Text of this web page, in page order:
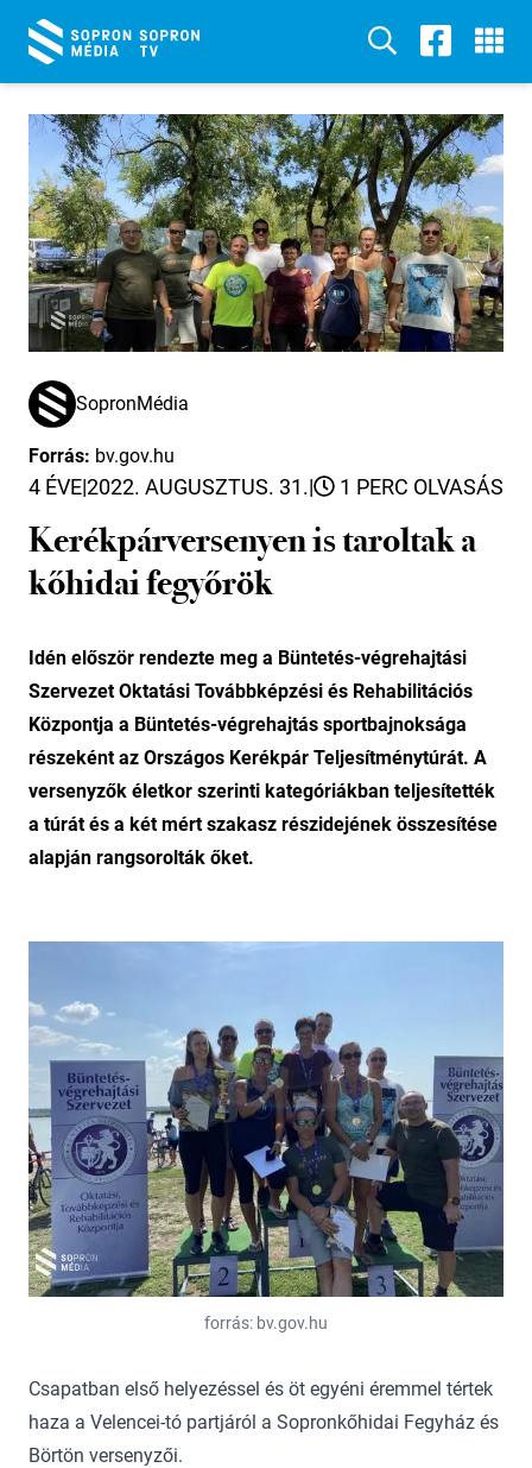
SopronMédia
Forrás: bv.gov.hu
4 ÉVE|2022. AUGUSZTUS. 31.| 1 PERC OLVASÁS
Kerékpárversenyen is taroltak a
kőhidai fegyőrök
Idén először rendezte meg a Büntetés-végrehajtási
Szervezet Oktatási Továbbképzési és Rehabilitációs
Központja a Büntetés-végrehajtás sportbajnoksága
részeként az Országos Kerékpár Teljesítménytúrát. A
versenyzők életkor szerinti kategóriákban teljesítették
a túrát és a két mért szakasz részidejének összesítése
alapján rangsorolták őket.
forrás: bv.gov.hu
Csapatban első helyezéssel és öt egyéni éremmel tértek
haza a Velencei-tó partjáról a Sopronkőhidai Fegyház és
Börtön versenyzői.